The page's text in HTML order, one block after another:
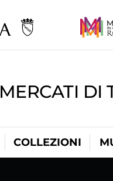
MERCATI DI
COLLEZIONI